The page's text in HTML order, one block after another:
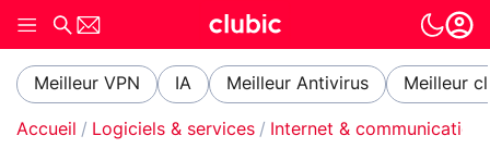
Meilleur VPN IA Meilleur Antivirus Meilleur
Accueil Logiciels & services Internet & communication